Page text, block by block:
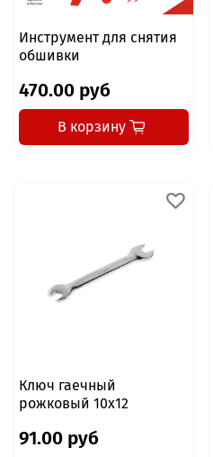
Инструмент для снятия
обшивки
470.00 руб
В корзину
Ключ гаечный
рожковый 10x12
91.00 руб